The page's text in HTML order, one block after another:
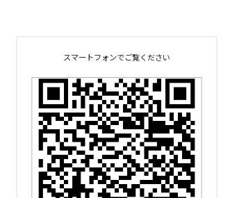
スマートフォンでご覧ください